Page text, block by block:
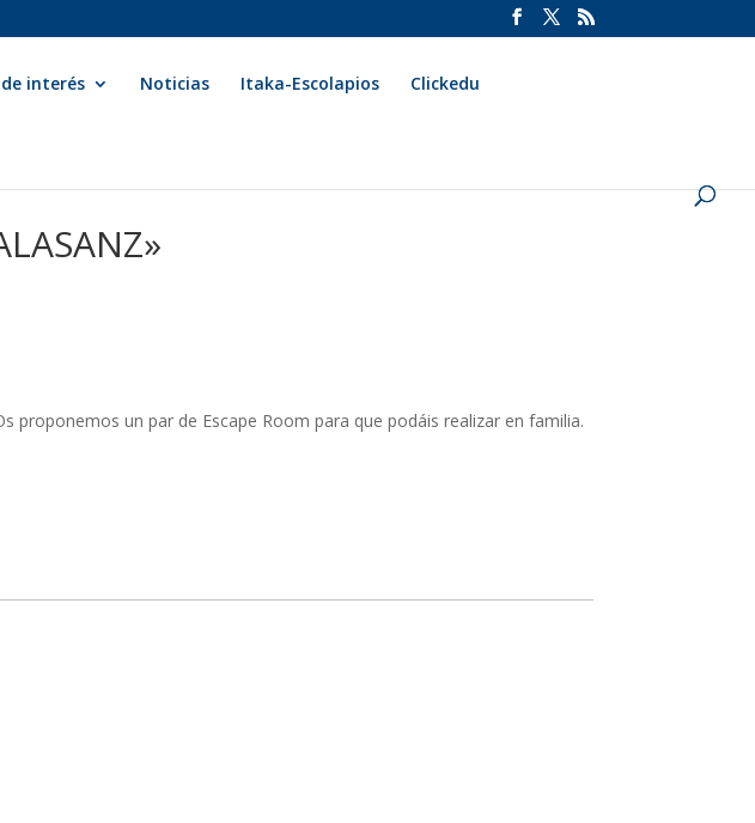
de interés Noticias Itaka-Escolapios Clickedu
proponemos un par de Escape Room para que podáis realizar en familia.